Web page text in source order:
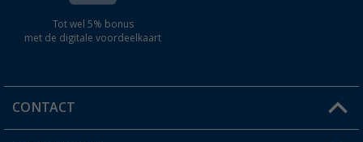
Tot wel 5% bonus
met de digitale voordeelkaart
CONTACT